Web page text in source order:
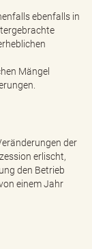
ebenfalls in
Mängel
der
erlischt,
den Betrieb
einem Jahr